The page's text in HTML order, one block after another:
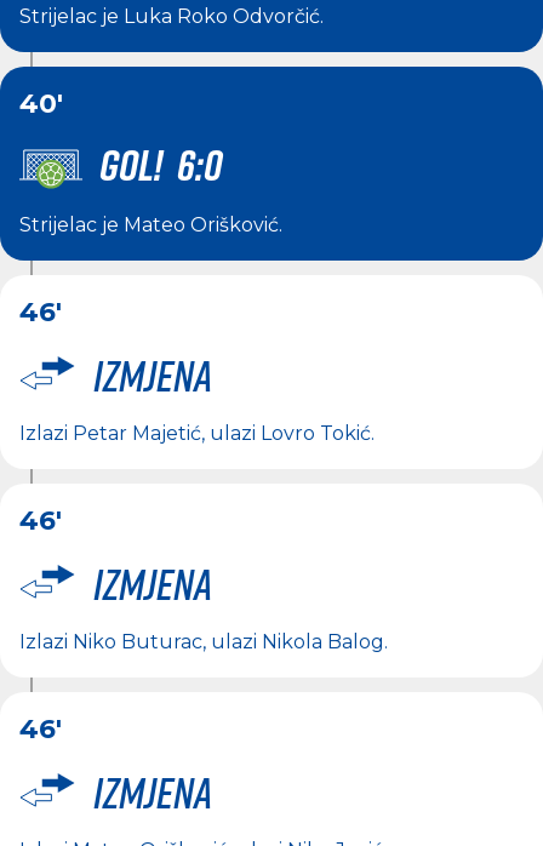
Strijelac je Luka Roko Odvorčić.
40'
GOL! 6:0
Strijelac je Mateo Orišković.
46'
Izmjena
Izlazi Petar Majetić, ulazi Lovro Tokić.
46'
Izmjena
Izlazi Niko Buturac, ulazi Nikola Balog.
46'
Izmjena